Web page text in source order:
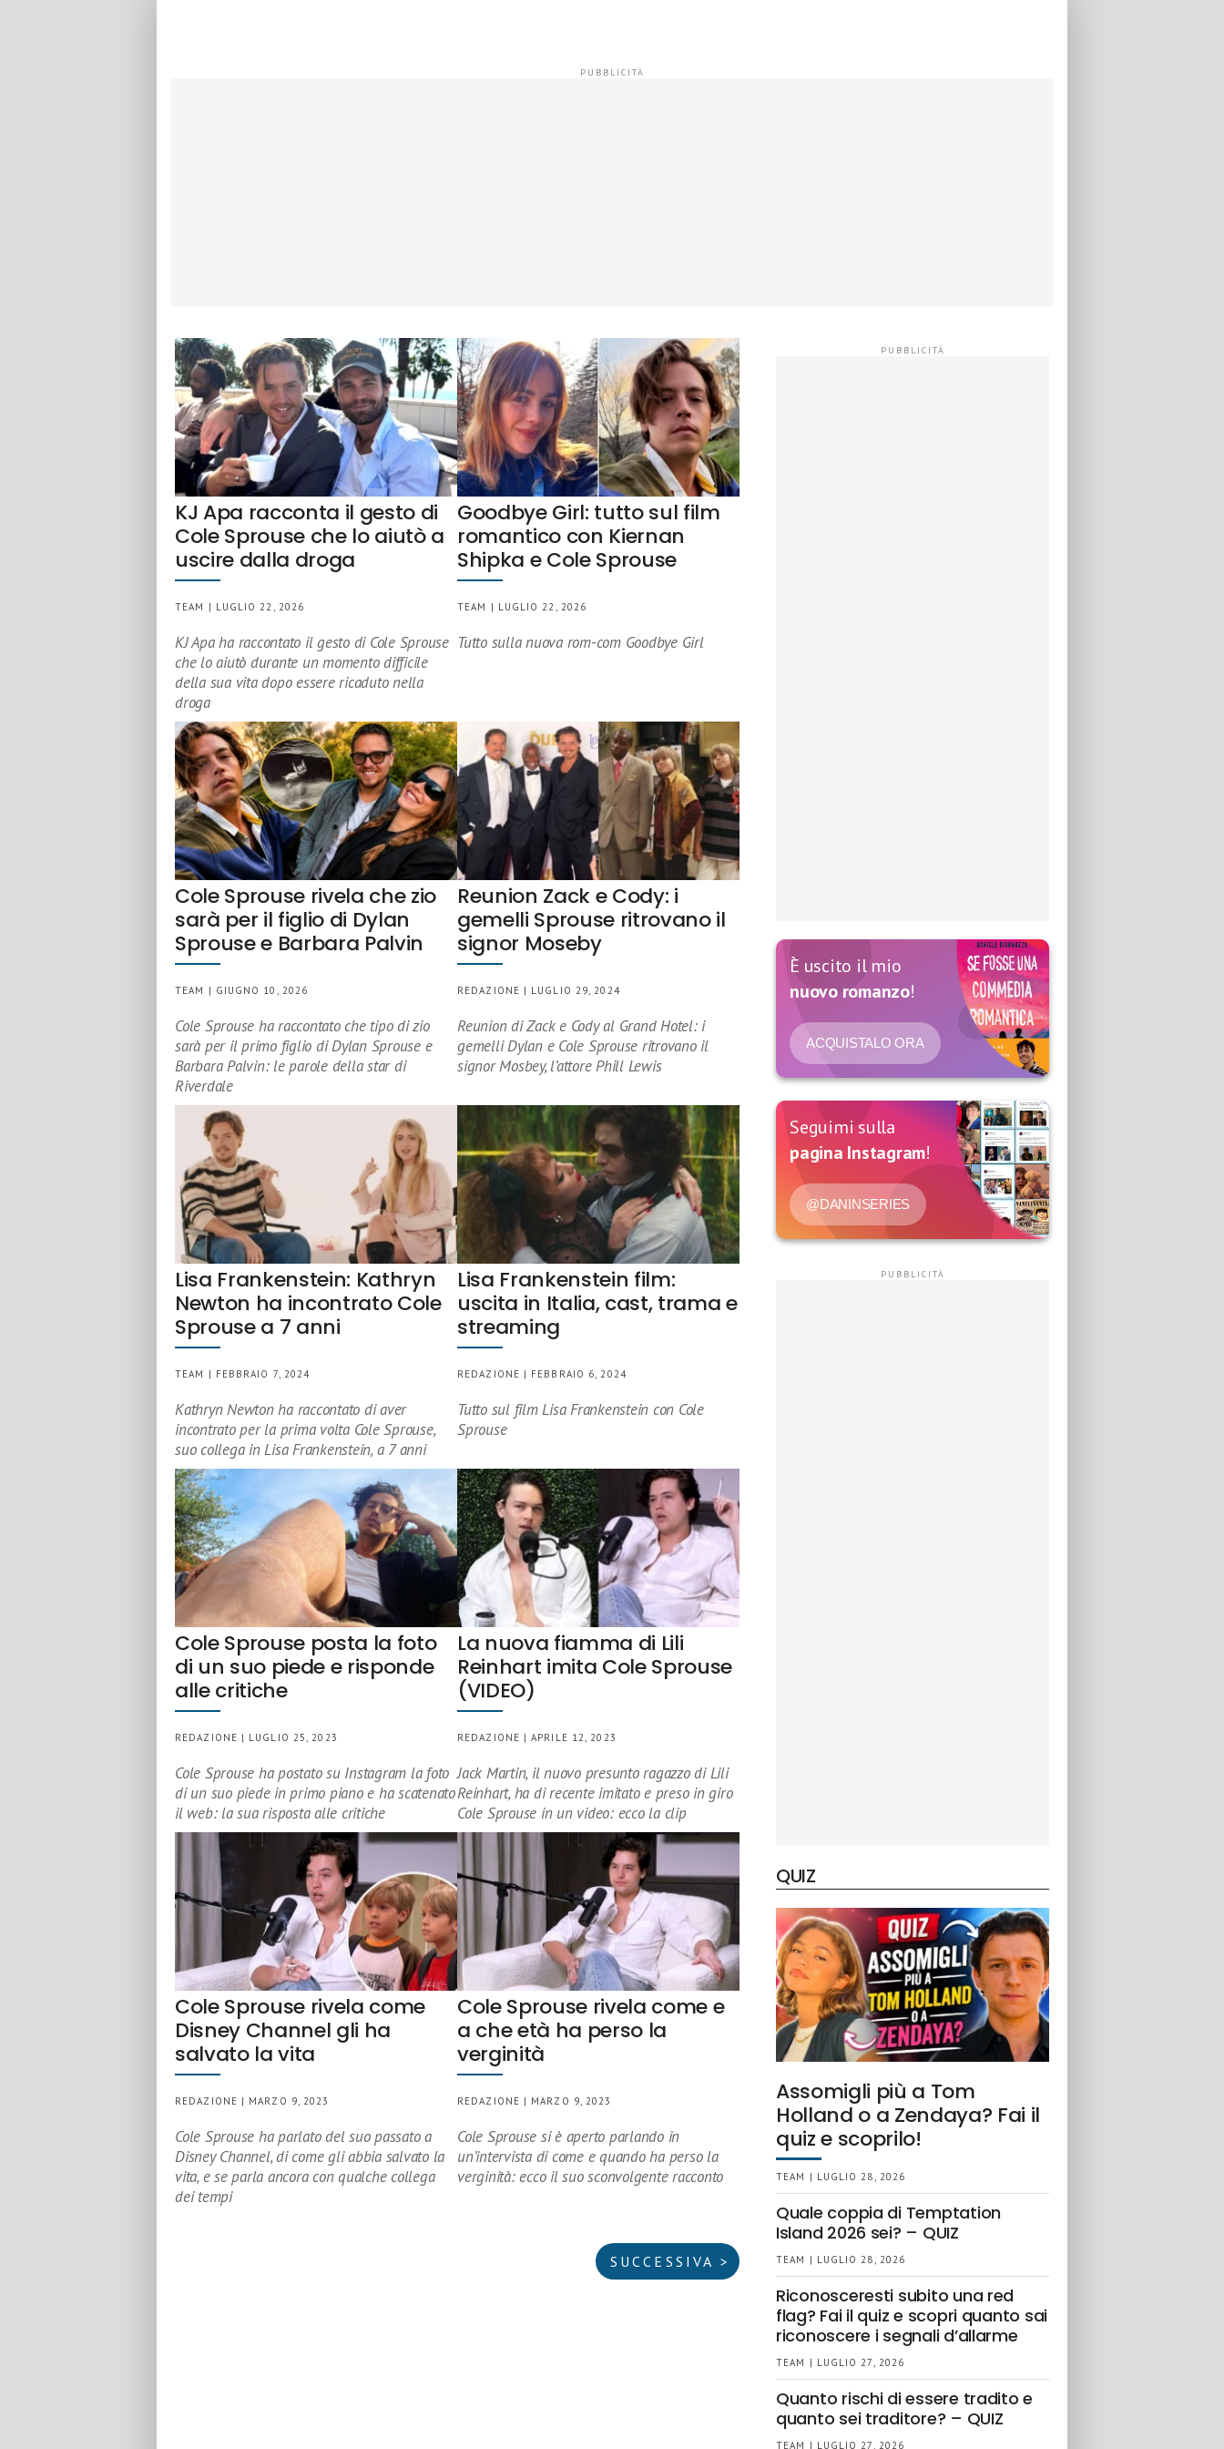
KJ Apa racconta il gesto di
Cole Sprouse che lo aiutò a
uscire dalla droga
TEAM | LUGLIO 22, 2026
KJ Apa ha raccontato il gesto di Cole Sprouse
che lo aiutò durante un momento difficile
della sua vita dopo essere ricaduto nella
droga
Goodbye Girl: tutto sul film
romantico con Kiernan
Shipka e Cole Sprouse
TEAM | LUGLIO 22, 2026
Tutto sulla nuova rom-com Goodbye Girl
Cole Sprouse rivela che zio
sarà per il figlio di Dylan
Sprouse e Barbara Palvin
TEAM | GIUGNO 10, 2026
Cole Sprouse ha raccontato che tipo di zio
sarà per il primo figlio di Dylan Sprouse e
Barbara Palvin: le parole della star di
Riverdale
Reunion Zack e Cody: i
gemelli Sprouse ritrovano il
signor Moseby
REDAZIONE | LUGLIO 29, 2024
Reunion di Zack e Cody al Grand Hotel: i
gemelli Dylan e Cole Sprouse ritrovano il
signor Mosbey, l’attore Phill Lewis
Lisa Frankenstein: Kathryn
Newton ha incontrato Cole
Sprouse a 7 anni
TEAM | FEBBRAIO 7, 2024
Kathryn Newton ha raccontato di aver
incontrato per la prima volta Cole Sprouse,
suo collega in Lisa Frankenstein, a 7 anni
Lisa Frankenstein film:
uscita in Italia, cast, trama e
streaming
REDAZIONE | FEBBRAIO 6, 2024
Tutto sul film Lisa Frankenstein con Cole
Sprouse
Cole Sprouse posta la foto
di un suo piede e risponde
alle critiche
REDAZIONE | LUGLIO 25, 2023
Cole Sprouse ha postato su Instagram la foto
di un suo piede in primo piano e ha scatenato
il web: la sua risposta alle critiche
La nuova fiamma di Lili
Reinhart imita Cole Sprouse
(VIDEO)
REDAZIONE | APRILE 12, 2023
Jack Martin, il nuovo presunto ragazzo di Lili
Reinhart, ha di recente imitato e preso in giro
Cole Sprouse in un video: ecco la clip
Cole Sprouse rivela come
Disney Channel gli ha
salvato la vita
REDAZIONE | MARZO 9, 2023
Cole Sprouse ha parlato del suo passato a
Disney Channel, di come gli abbia salvato la
vita, e se parla ancora con qualche collega
dei tempi
Cole Sprouse rivela come e
a che età ha perso la
verginità
REDAZIONE | MARZO 9, 2023
Cole Sprouse si è aperto parlando in
un’intervista di come e quando ha perso la
verginità: ecco il suo sconvolgente racconto
SUCCESSIVA >
È uscito il mio
nuovo romanzo!
ACQUISTALO ORA
Seguimi sulla
pagina Instagram!
@DANINSERIES
QUIZ
Assomigli più a Tom
Holland o a Zendaya? Fai il
quiz e scoprilo!
TEAM | LUGLIO 28, 2026
Quale coppia di Temptation
Island 2026 sei? – QUIZ
TEAM | LUGLIO 28, 2026
Riconosceresti subito una red
flag? Fai il quiz e scopri quanto sai
riconoscere i segnali d’allarme
TEAM | LUGLIO 27, 2026
Quanto rischi di essere tradito e
quanto sei traditore? – QUIZ
TEAM | LUGLIO 27, 2026